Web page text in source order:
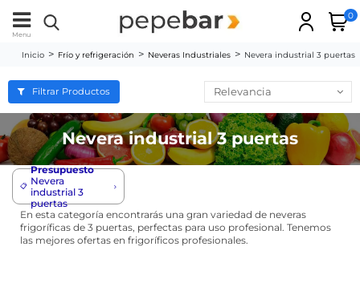
Menu
0
Inicio Frío y refrigeración Neveras Industriales Nevera industrial 3 puertas
Nevera industrial 3 puertas
En esta categoría encontrarás una gran variedad de neveras
frigoríficas de 3 puertas, perfectas para uso profesional. Tenemos
las mejores ofertas en frigoríficos profesionales.
📋
Presupuesto
Nevera
industrial 3
puertas
Filtrar Productos Relevancia